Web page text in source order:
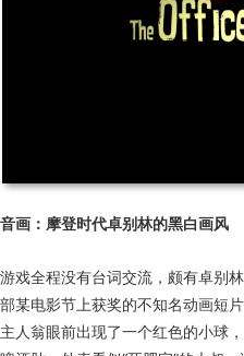
音画：摩登时代卓别林的黑白画风
游戏全程没有台词交流，颇有卓别
部某电影节上获奖的不知名动画短
主人翁眼前出现了一个红色的小球